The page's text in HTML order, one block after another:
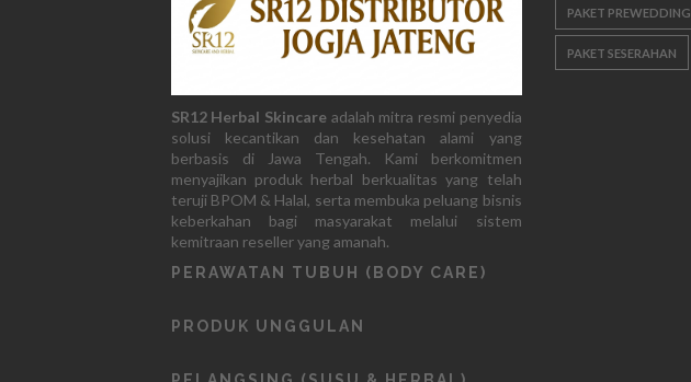
SR12 Herbal Skincareadalah mitra resmi penyedia
solusi kecantikan dan kesehatan alami yang
berbasis di Jawa Tengah. Kami berkomitmen
menyajikan produk herbal berkualitas yang telah
teruji BPOM & Halal, serta membuka peluang bisnis
keberkahan bagi masyarakat melalui sistem
kemitraan reseller yang amanah.
PERAWATAN TUBUH (BODY CARE)
PRODUK UNGGULAN
PAKET PREWEDDING
PAKET SESERAHAN